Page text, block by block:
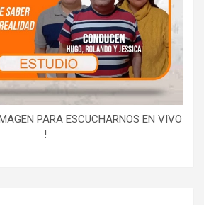
PARA ESCUCHARNOS EN VIVO
!